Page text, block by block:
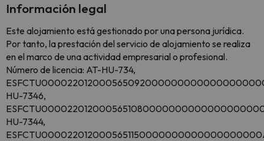
Información legal
Este alojamiento está gestionado por una persona jurídica.
Por tanto, la prestación del servicio de alojamiento se realiza
en el marco de una actividad empresarial o profesional.
Número de licencia: AT-HU-734,
HU-7346,
HU-7344,